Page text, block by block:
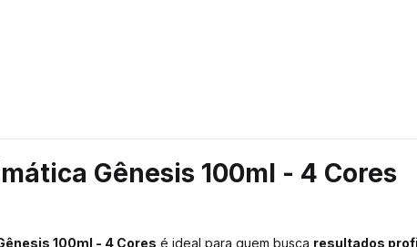
Gênesis 100ml - 4 Cores
100ml - 4 Cores é ideal para quem busca resultados